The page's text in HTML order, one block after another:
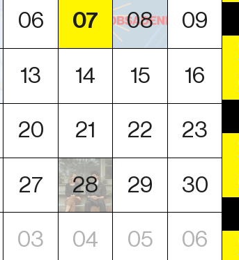
06 07 08 09
13 14 15 16
20 21 22 23
27 28 29 30
03 04 05 06